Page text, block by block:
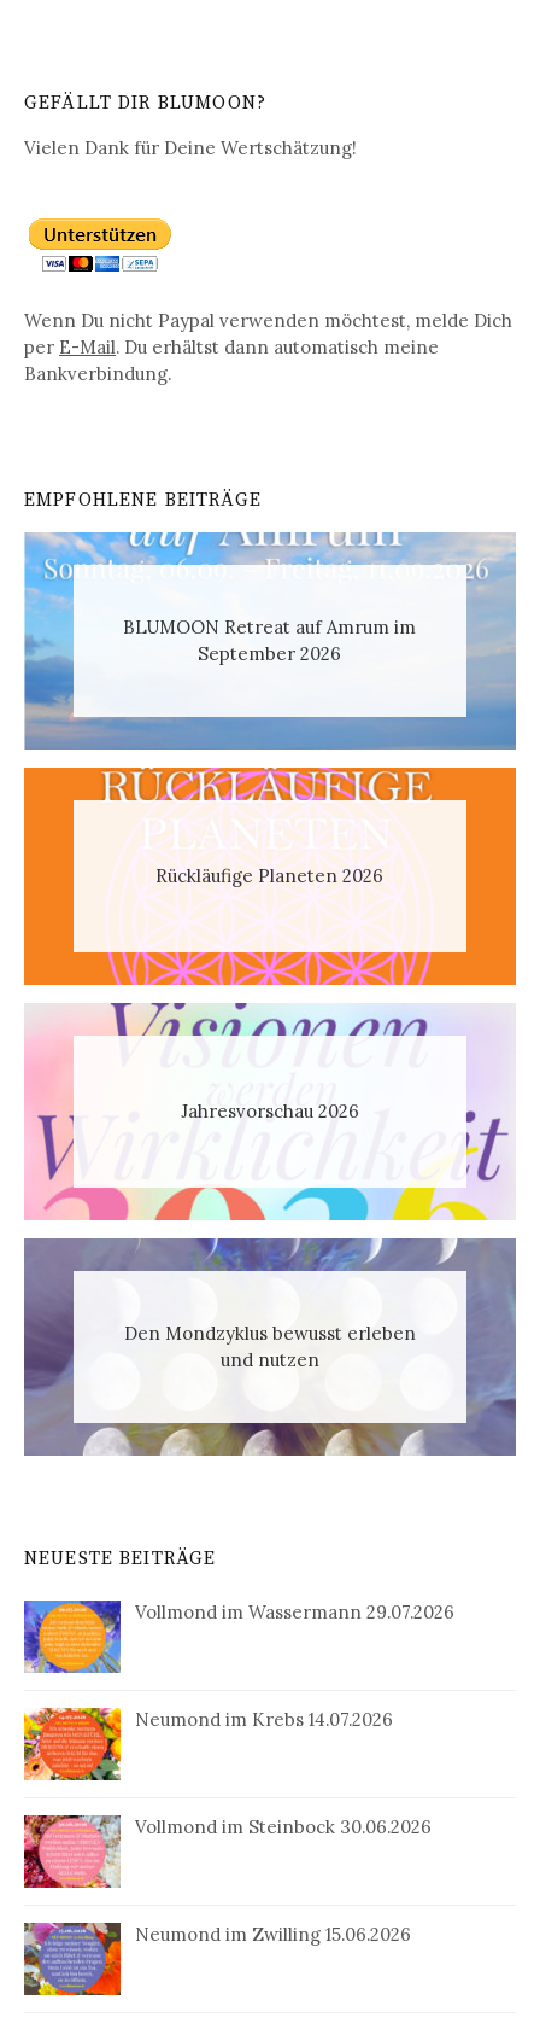
GEFÄLLT DIR BLUMOON?
Vielen Dank für Deine Wertschätzung!
Wenn Du nicht Paypal verwenden möchtest, melde Dich
per E-Mail. Du erhältst dann automatisch meine
Bankverbindung.
EMPFOHLENE BEITRÄGE
BLUMOON Retreat auf Amrum im
September 2026
Rückläufige Planeten 2026
Jahresvorschau 2026
Den Mondzyklus bewusst erleben
und nutzen
NEUESTE BEITRÄGE
Vollmond im Wassermann 29.07.2026
Neumond im Krebs 14.07.2026
Vollmond im Steinbock 30.06.2026
Neumond im Zwilling 15.06.2026